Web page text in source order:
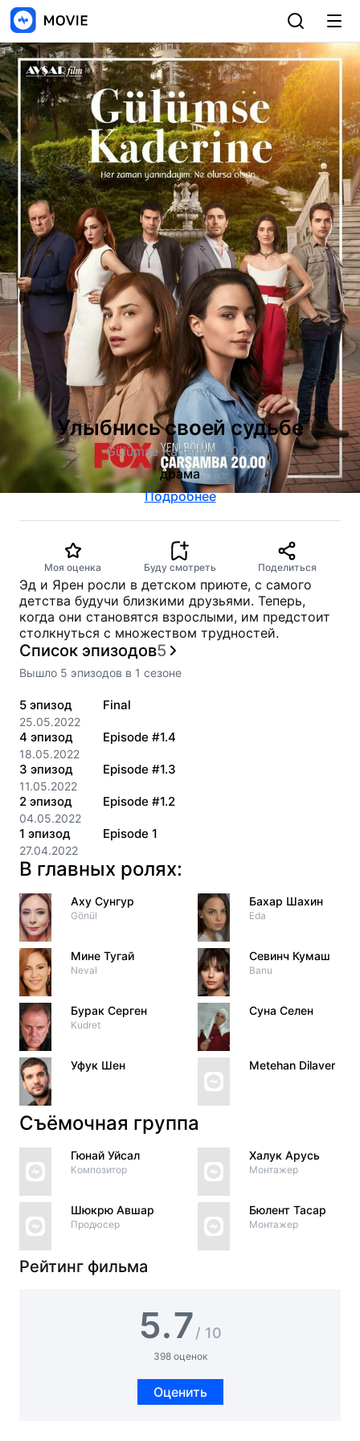
Улыбнись своей судьбе
Gülümse Kaderine, 2022
драма
Подробнее
Моя оценка Буду смотреть Поделиться
Эд и Ярен росли в детском приюте, с самого
детства будучи близкими друзьями. Теперь,
когда они становятся взрослыми, им предстоит
столкнуться с множеством трудностей.
Список эпизодов5
Вышло 5 эпизодов в 1 сезоне
5 эпизод
25.05.2022
Final
4 эпизод
18.05.2022
Episode #1.4
3 эпизод
11.05.2022
Episode #1.3
2 эпизод
04.05.2022
Episode #1.2
1 эпизод
27.04.2022
Episode 1
В главных ролях:
Аху Сунгур
Gönül
Мине Тугай
Neval
Бурак Серген
Kudret
Уфук Шен
Бахар Шахин
Eda
Севинч Кумаш
Banu
Суна Селен
Metehan Dilaver
Съёмочная группа
Гюнай Уйсал
Композитор
Шюкрю Авшар
Продюсер
Халук Арусь
Монтажер
Бюлент Тасар
Монтажер
Рейтинг фильма
5.7/ 10
398 оценок
Оценить